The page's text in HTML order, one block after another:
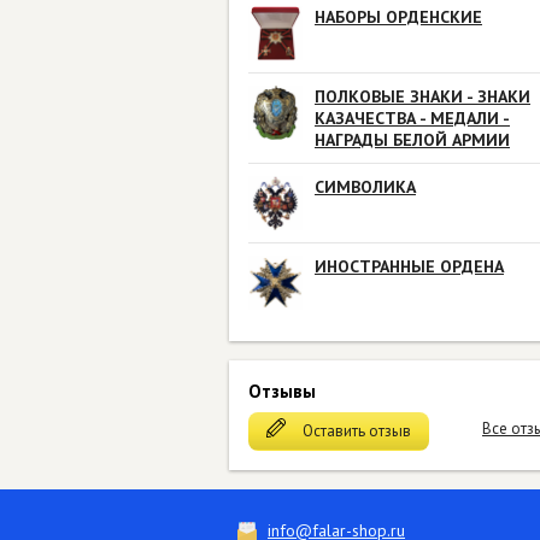
НАБОРЫ ОРДЕНСКИЕ
ПОЛКОВЫЕ ЗНАКИ - ЗНАКИ
КАЗАЧЕСТВА - МЕДАЛИ -
НАГРАДЫ БЕЛОЙ АРМИИ
СИМВОЛИКА
ИНОСТРАННЫЕ ОРДЕНА
Отзывы
Оставить отзыв Все
info@falar-shop.ru